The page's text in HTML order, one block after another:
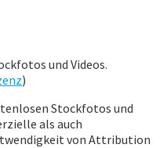
und Videos.
)
Stockfotos und
als auch
von Attribution